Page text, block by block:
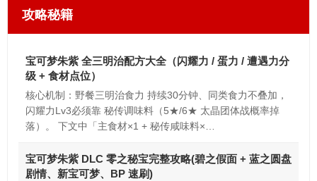
攻略秘籍
宝可梦朱紫 全三明治配方大全（闪耀力 / 蛋力 / 遭遇力分
级 + 食材点位）
核心机制：野餐三明治食力 持续30分钟、同类食力不叠加，
闪耀力Lv3必须靠 秘传调味料（5★/6★ 太晶团体战概率掉
落）。 下文中「主食材×1 + 秘传咸味料×…
宝可梦朱紫 DLC 零之秘宝完整攻略(碧之假面 + 蓝之圆盘
剧情、新宝可梦、BP 速刷)